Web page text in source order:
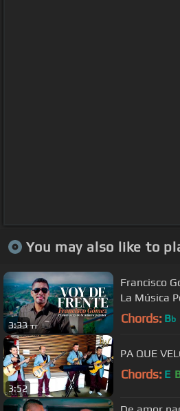
You may also like to
3:33
Francisco
La Música
Chords: Bb
3:52
PA QUE
Chords: E